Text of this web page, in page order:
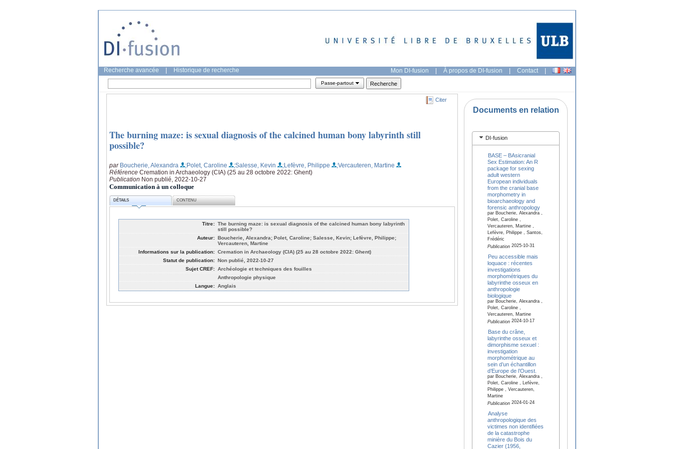
Recherche avancée Historique de recherche Mon DI-fusion | À propos de DI-fusion | Contact |
Passe-partout
Citer
The burning maze: is sexual diagnosis of the calcined human bony labyrinth still
possible?
par Boucherie, Alexandra ;Polet, Caroline ;Salesse, Kevin ;Lefèvre, Philippe
;Vercauteren, Martine
Référence Cremation in Archaeology (CIA) (25 au 28 octobre 2022: Ghent)
Publication Non publié, 2022-10-27
Communication à un colloque
DÉTAILS CONTENU
Titre: The burning maze: is sexual diagnosis of the calcined human bony labyrinth
still possible?
Auteur: Boucherie, Alexandra; Polet, Caroline; Salesse, Kevin; Lefèvre, Philippe;
Vercauteren, Martine
Informations sur la publication: Cremation in Archaeology (CIA) (25 au 28 octobre 2022: Ghent)
Statut de publication: Non publié, 2022-10-27
Sujet CREF: Archéologie et techniques des fouilles
Anthropologie physique
Langue: Anglais
Documents en relation
DI-fusion
BASE – BAsicranial
Sex Estimation: An R
package for sexing
adult western
European individuals
from the cranial base
morphometry in
bioarchaeology and
forensic anthropology
par Boucherie, Alexandra ,
Polet, Caroline ,
Vercauteren, Martine ,
Lefèvre, Philippe , Santos,
Frédéric
Publication2025-10-31
Peu accessible mais
loquace : récentes
investigations
morphométriques du
labyrinthe osseux en
anthropologie
biologique
par Boucherie, Alexandra ,
Polet, Caroline ,
Vercauteren, Martine
Publication2024-10-17
Base du crâne,
labyrinthe osseux et
dimorphisme sexuel :
investigation
morphométrique au
sein d’un échantillon
d’Europe de l’Ouest.
par Boucherie, Alexandra ,
Polet, Caroline , Lefèvre,
Philippe , Vercauteren,
Martine
Publication2024-01-24
Analyse
anthropologique des
victimes non identifiées
de la catastrophe
minière du Bois du
Cazier (1956,